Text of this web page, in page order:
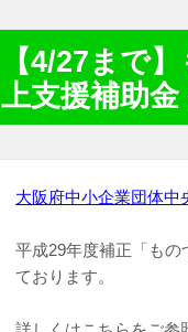
【4/27まで
上支援補助金
大阪府中小企業団体中
平成29年度補正「も
ております。